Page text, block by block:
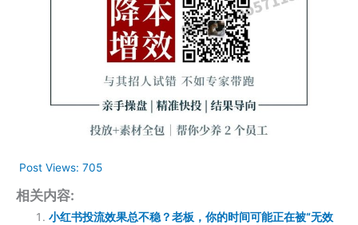
Post Views: 705
相关内容:
小红书投流效果总不稳？老板，你的时间可能正在被“无效